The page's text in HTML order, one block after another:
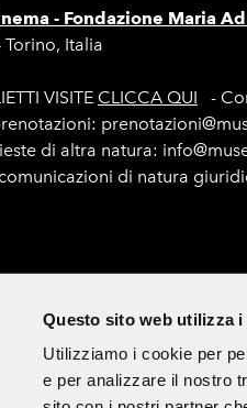
Questo sito web utilizza i
Utilizziamo i cookie per
e per analizzare il nostro
- Fondazione Maria
Italia
VISITE CLICCA QUI -
di altra natura:
di natura
e sui canali social sono ad uso